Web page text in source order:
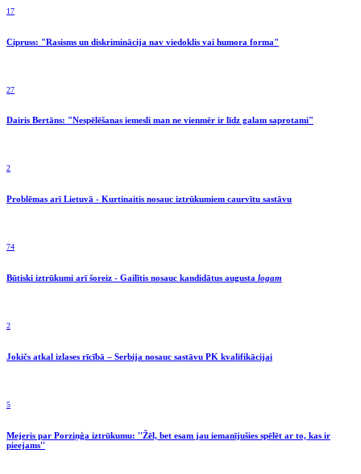
17
Cipruss: "Rasisms un diskriminācija nav viedoklis vai humora forma"
27
Dairis Bertāns: "Nespēlēšanas iemesli man ne vienmēr ir līdz galam saprotami"
2
Problēmas arī Lietuvā - Kurtinaitis nosauc iztrūkumiem caurvītu sastāvu
74
Būtiski iztrūkumi arī šoreiz - Gailītis nosauc kandidātus augusta logam
2
Jokičs atkal izlases rīcībā – Serbija nosauc sastāvu PK kvalifikācijai
5
Mejeris par Porziņģa iztrūkumu: ''Žēl, bet esam jau iemanījušies spēlēt ar to, kas ir
pieejams''